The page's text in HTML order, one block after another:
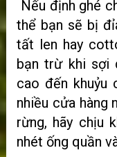
Nếu định ghé
thể bạn sẽ bị
tất len hay
bạn trừ khi sợi
cao đến khuỷu
nhiều cửa hàng
rừng, hãy chịu
nhét ống quần